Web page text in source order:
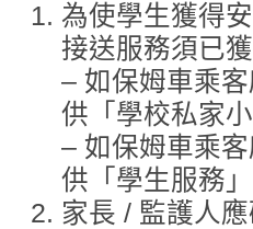
為使學生獲得
接送服務須已
– 如保姆車乘
供「學校私家
– 如保姆車乘
供「學生服務
家長 / 監護人